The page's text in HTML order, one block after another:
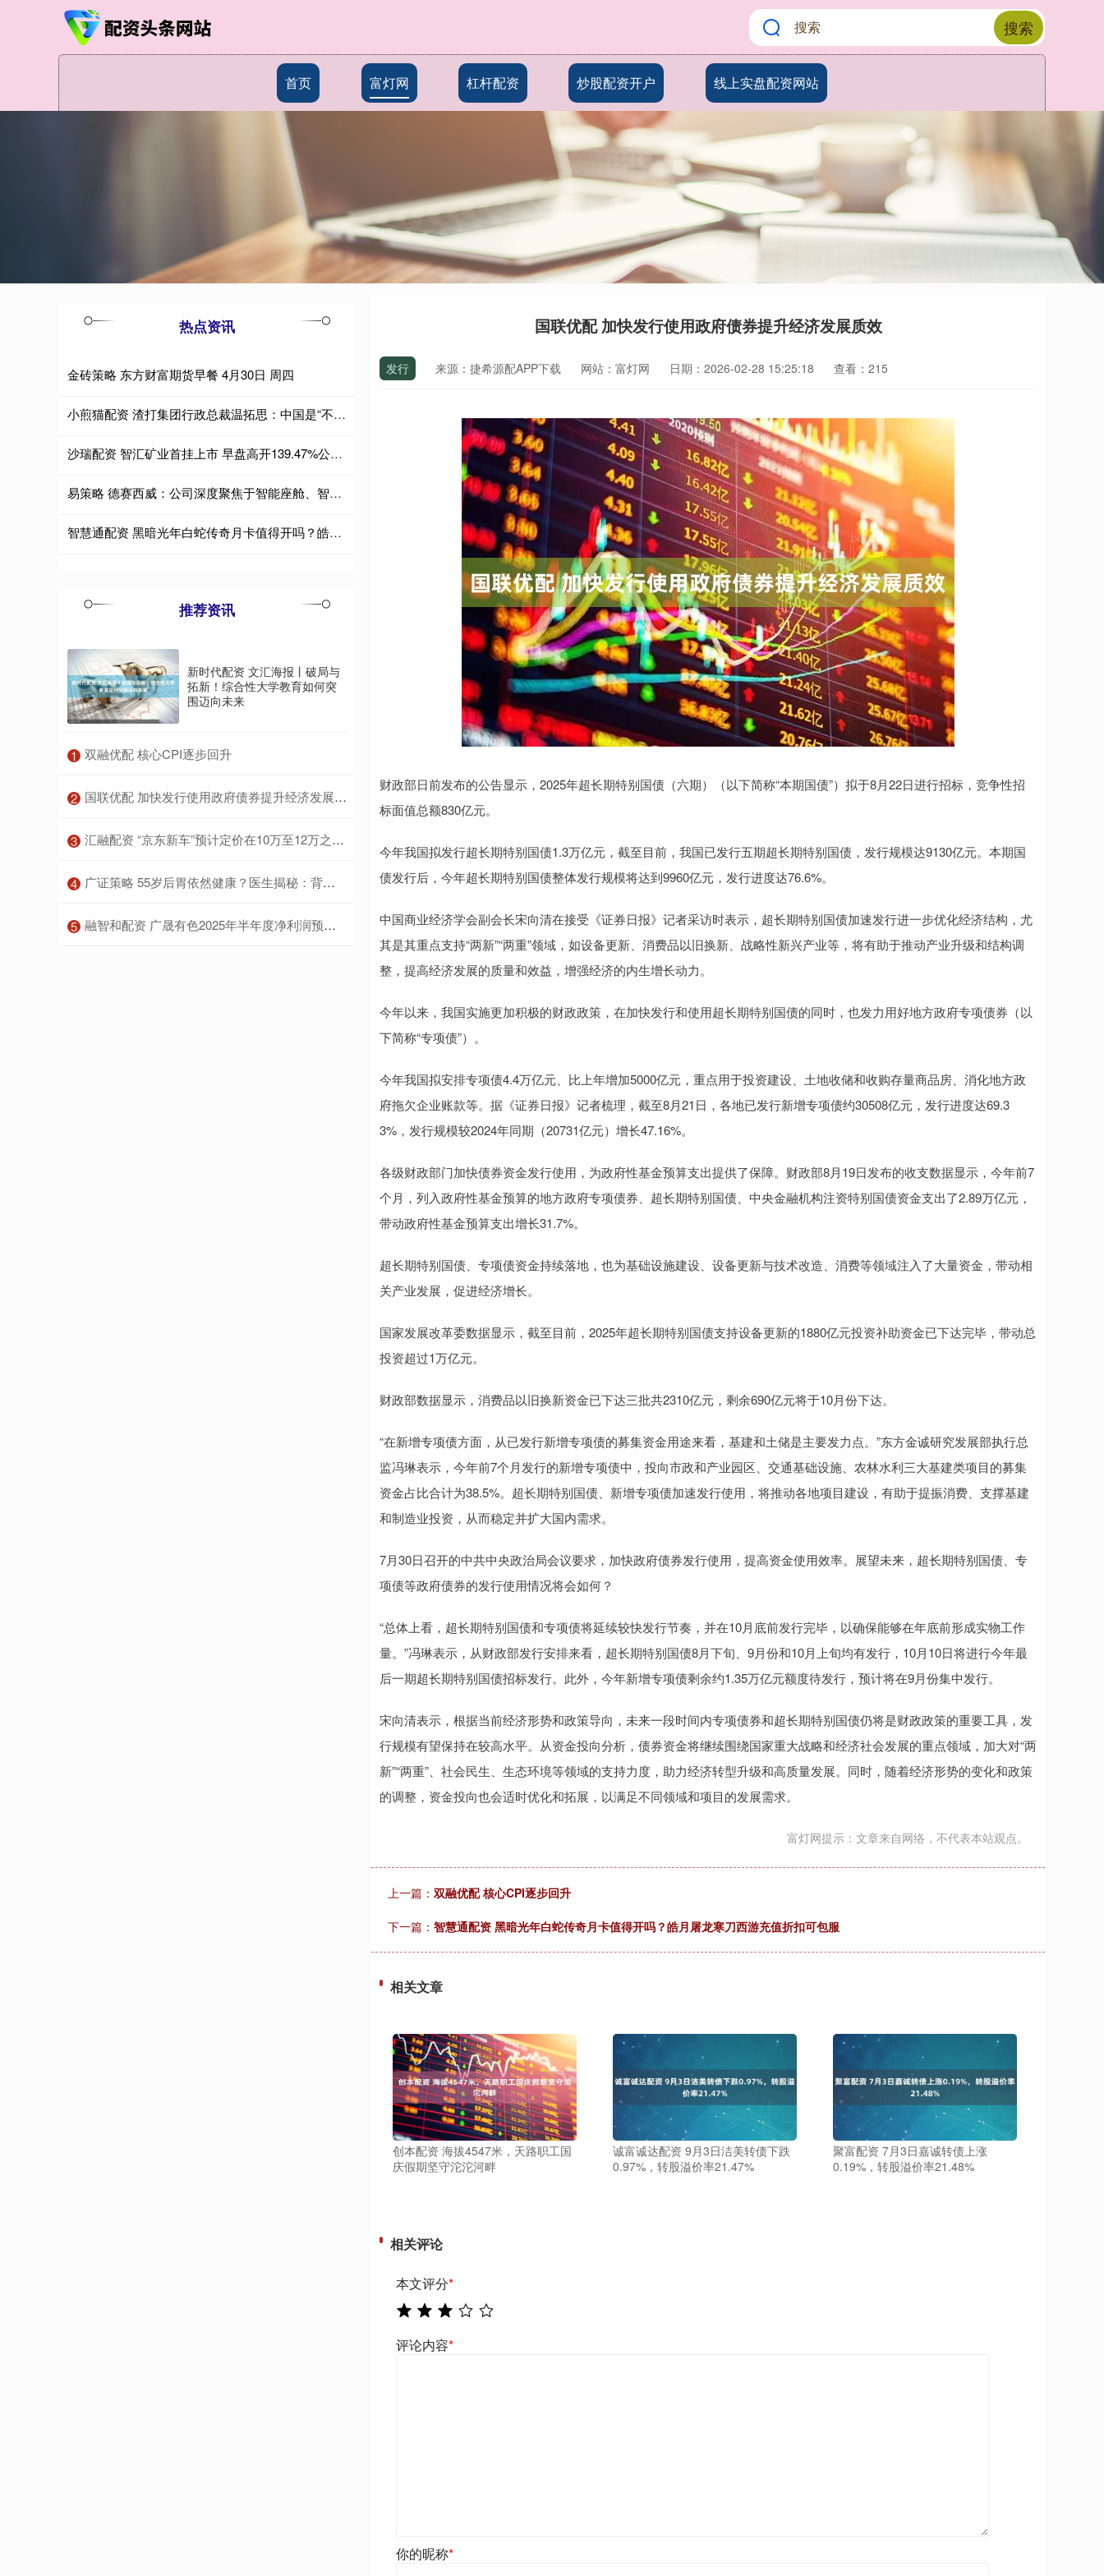
搜索
首页 富灯网 杠杆配资 炒股配资开户 线上实盘配资网站
国联优配 加快发行使用政府债券提升经济发展质效
发行 来源：捷希源配APP下载 网站：富灯网 日期：2026-02-28 15:25:18 查看：215
财政部日前发布的公告显示，2025年超长期特别国债（六期）（以下简称“本期国债”）拟于8月22日进行招标，竞争性招
标面值总额830亿元。
今年我国拟发行超长期特别国债1.3万亿元，截至目前，我国已发行五期超长期特别国债，发行规模达9130亿元。本期国
债发行后，今年超长期特别国债整体发行规模将达到9960亿元，发行进度达76.6%。
中国商业经济学会副会长宋向清在接受《证券日报》记者采访时表示，超长期特别国债加速发行进一步优化经济结构，尤
其是其重点支持“两新”“两重”领域，如设备更新、消费品以旧换新、战略性新兴产业等，将有助于推动产业升级和结构调
整，提高经济发展的质量和效益，增强经济的内生增长动力。
今年以来，我国实施更加积极的财政政策，在加快发行和使用超长期特别国债的同时，也发力用好地方政府专项债券（以
下简称“专项债”）。
今年我国拟安排专项债4.4万亿元、比上年增加5000亿元，重点用于投资建设、土地收储和收购存量商品房、消化地方政
府拖欠企业账款等。据《证券日报》记者梳理，截至8月21日，各地已发行新增专项债约30508亿元，发行进度达69.3
3%，发行规模较2024年同期（20731亿元）增长47.16%。
各级财政部门加快债券资金发行使用，为政府性基金预算支出提供了保障。财政部8月19日发布的收支数据显示，今年前7
个月，列入政府性基金预算的地方政府专项债券、超长期特别国债、中央金融机构注资特别国债资金支出了2.89万亿元，
带动政府性基金预算支出增长31.7%。
超长期特别国债、专项债资金持续落地，也为基础设施建设、设备更新与技术改造、消费等领域注入了大量资金，带动相
关产业发展，促进经济增长。
国家发展改革委数据显示，截至目前，2025年超长期特别国债支持设备更新的1880亿元投资补助资金已下达完毕，带动总
投资超过1万亿元。
财政部数据显示，消费品以旧换新资金已下达三批共2310亿元，剩余690亿元将于10月份下达。
“在新增专项债方面，从已发行新增专项债的募集资金用途来看，基建和土储是主要发力点。”东方金诚研究发展部执行总
监冯琳表示，今年前7个月发行的新增专项债中，投向市政和产业园区、交通基础设施、农林水利三大基建类项目的募集
资金占比合计为38.5%。超长期特别国债、新增专项债加速发行使用，将推动各地项目建设，有助于提振消费、支撑基建
和制造业投资，从而稳定并扩大国内需求。
7月30日召开的中共中央政治局会议要求，加快政府债券发行使用，提高资金使用效率。展望未来，超长期特别国债、专
项债等政府债券的发行使用情况将会如何？
“总体上看，超长期特别国债和专项债将延续较快发行节奏，并在10月底前发行完毕，以确保能够在年底前形成实物工作
量。”冯琳表示，从财政部发行安排来看，超长期特别国债8月下旬、9月份和10月上旬均有发行，10月10日将进行今年最
后一期超长期特别国债招标发行。此外，今年新增专项债剩余约1.35万亿元额度待发行，预计将在9月份集中发行。
宋向清表示，根据当前经济形势和政策导向，未来一段时间内专项债券和超长期特别国债仍将是财政政策的重要工具，发
行规模有望保持在较高水平。从资金投向分析，债券资金将继续围绕国家重大战略和经济社会发展的重点领域，加大对“两
新”“两重”、社会民生、生态环境等领域的支持力度，助力经济转型升级和高质量发展。同时，随着经济形势的变化和政策
的调整，资金投向也会适时优化和拓展，以满足不同领域和项目的发展需求。
富灯网提示：文章来自网络，不代表本站观点。
上一篇： 双融优配 核心CPI逐步回升
下一篇： 智慧通配资 黑暗光年白蛇传奇月卡值得开吗？皓月屠龙寒刀西游充值折扣可包服
相关文章
创本配资 海拔4547米，天路职工国
庆假期坚守沱沱河畔
诚富诚达配资 9月3日洁美转债下跌
0.97%，转股溢价率21.47%
聚富配资 7月3日嘉诚转债上涨
0.19%，转股溢价率21.48%
相关评论
本文评分*
评论内容*
你的昵称*
热点资讯
金砖策略 东方财富期货早餐 4月30日 周四
小煎猫配资 渣打集团行政总裁温拓思：中国是“不稳定世界中的稳定平台”
沙瑞配资 智汇矿业首挂上市 早盘高开139.47%公司为西藏矿业企业
易策略 德赛西威：公司深度聚焦于智能座舱、智能驾驶和网联服务三大领域的全栈融合
智慧通配资 黑暗光年白蛇传奇月卡值得开吗？皓月屠龙寒刀西游充值折扣可包服
推荐资讯
新时代配资 文汇海报丨破局与
拓新！综合性大学教育如何突
围迈向未来
1 ​双融优配 核心CPI逐步回升
2 ​国联优配 加快发行使用政府债券提升经济发展质效
3 ​汇融配资 “京东新车”预计定价在10万至12万之间，为广汽埃安换电车型
4 ​广证策略 55岁后胃依然健康？医生揭秘：背后少不了这4个生活习惯
5 ​融智和配资 广晟有色2025年半年度净利润预计达7,000万元至8,500万元